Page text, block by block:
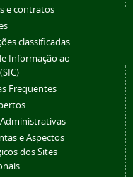
e contratos
classificadas
Informação ao
Frequentes
e Aspectos
dos Sites